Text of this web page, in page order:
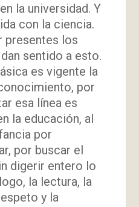
la universidad. Y
con la ciencia.
presentes los
sentido a esto.
es vigente la
por
esa línea es
la educación, al
por
por buscar el
digerir entero lo
la lectura, la
y la